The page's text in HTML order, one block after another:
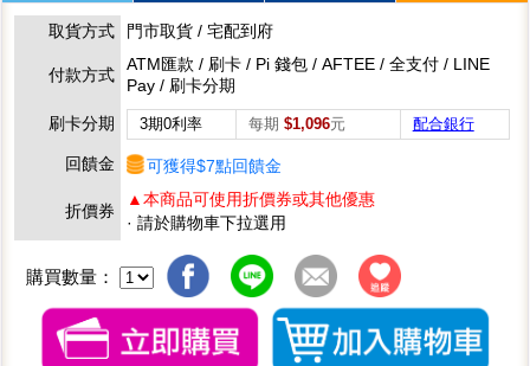
取貨方式 門市取貨 / 宅配到府
付款方式
ATM匯款 / 刷卡 / Pi 錢包 / AFTEE / 全支付 / LINE
Pay / 刷卡分期
刷卡分期
3期0利率 每期 $1,096元 配合銀行
回饋金 可獲得$7點回饋金
折價券
▲本商品可使用折價券或其他優惠
· 請於購物車下拉選用
購買數量：